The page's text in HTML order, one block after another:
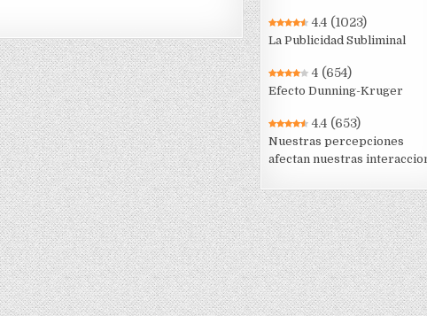
4.4 (1023)
La Publicidad Subliminal
4 (654)
Efecto Dunning-Kruger
4.4 (653)
Nuestras percepciones
afectan nuestras